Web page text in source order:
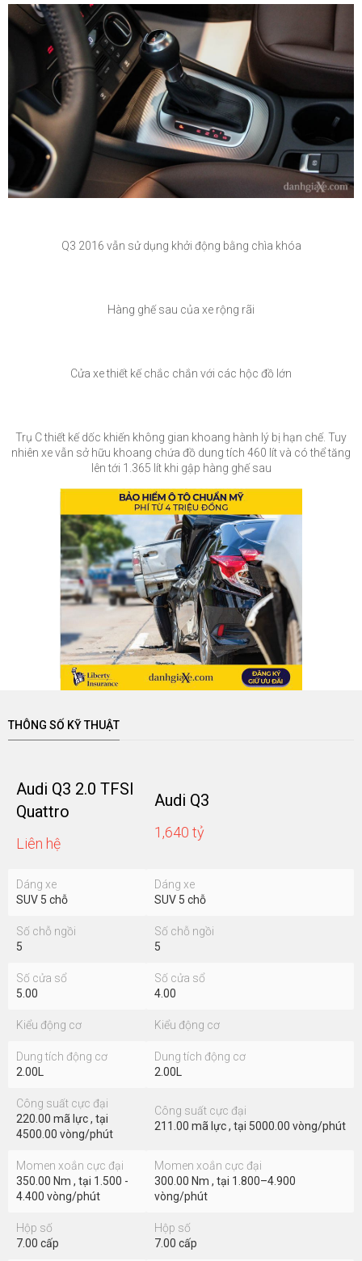
Q3 2016 vẫn sử dụng khởi động bằng chìa khóa
Cửa xe thiết kế chắc chắn với các hộc đồ lớn